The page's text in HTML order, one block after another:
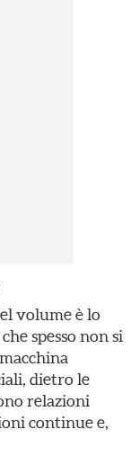
volume è lo
spesso non si
dietro le
relazioni
continue e,